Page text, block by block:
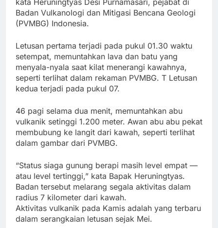
Badan Vulkanologi dan Mitigasi Bencana Geologi
(PVMBG) Indonesia.
Letusan pertama terjadi pada pukul 01.30 waktu
setempat, memuntahkan lava dan batu yang
menyala-nyala saat kilat menerangi kawahnya,
seperti terlihat dalam rekaman PVMBG. T Letusan
kedua terjadi pada pukul 07.
46 pagi selama dua menit, memuntahkan abu
vulkanik setinggi 1.200 meter. Awan abu abu pekat
membubung ke langit dari kawah, seperti terlihat
dalam gambar dari PVMBG.
“Status siaga gunung berapi masih level empat —
atau level tertinggi,” kata Bapak Heruningtyas.
Badan tersebut melarang segala aktivitas dalam
radius 7 kilometer dari kawah.
Aktivitas vulkanik pada Kamis adalah yang terbaru
dalam serangkaian letusan sejak Mei.